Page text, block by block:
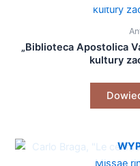
„Biblioteca Apostolica
kultury